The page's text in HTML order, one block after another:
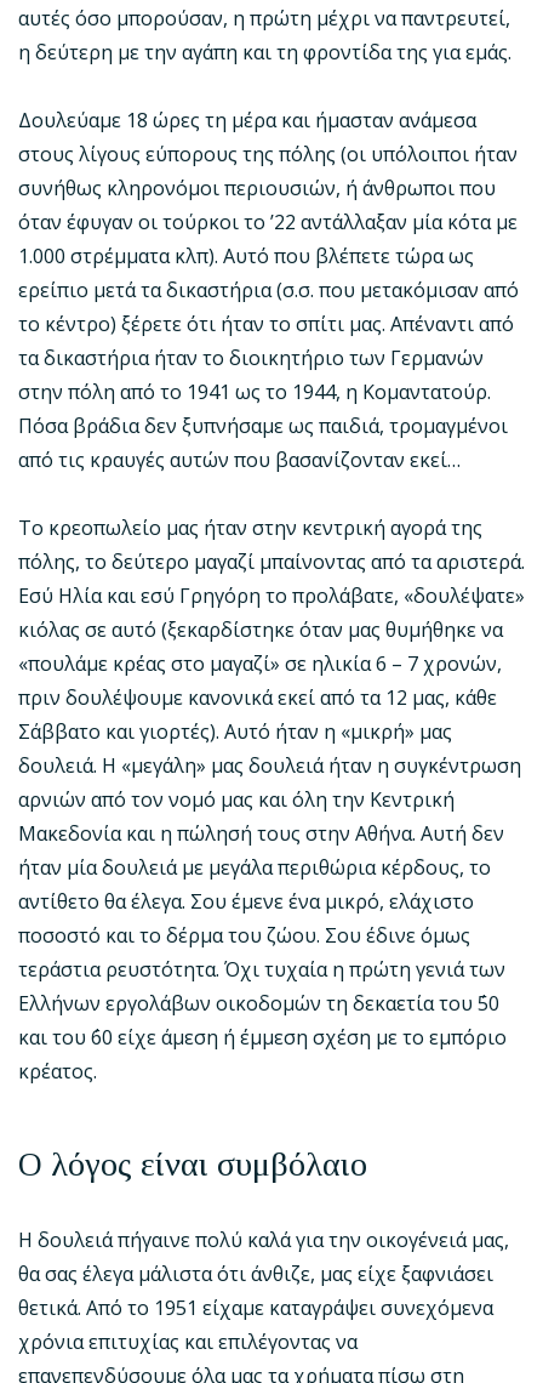
αυτές όσο μπορούσαν, η πρώτη μέχρι να παντρευτεί,
η δεύτερη με την αγάπη και τη φροντίδα της για εμάς.
Δουλεύαμε 18 ώρες τη μέρα και ήμασταν ανάμεσα
στους λίγους εύπορους της πόλης (οι υπόλοιποι ήταν
συνήθως κληρονόμοι περιουσιών, ή άνθρωποι που
όταν έφυγαν οι τούρκοι το ’22 αντάλλαξαν μία κότα με
1.000 στρέμματα κλπ). Αυτό που βλέπετε τώρα ως
ερείπιο μετά τα δικαστήρια (σ.σ. που μετακόμισαν από
το κέντρο) ξέρετε ότι ήταν το σπίτι μας. Απέναντι από
τα δικαστήρια ήταν το διοικητήριο των Γερμανών
στην πόλη από το 1941 ως το 1944, η Κομαντατούρ.
Πόσα βράδια δεν ξυπνήσαμε ως παιδιά, τρομαγμένοι
από τις κραυγές αυτών που βασανίζονταν εκεί…
Το κρεοπωλείο μας ήταν στην κεντρική αγορά της
πόλης, το δεύτερο μαγαζί μπαίνοντας από τα αριστερά.
Εσύ Ηλία και εσύ Γρηγόρη το προλάβατε, «δουλέψατε»
κιόλας σε αυτό (ξεκαρδίστηκε όταν μας θυμήθηκε να
«πουλάμε κρέας στο μαγαζί» σε ηλικία 6 – 7 χρονών,
πριν δουλέψουμε κανονικά εκεί από τα 12 μας, κάθε
Σάββατο και γιορτές). Αυτό ήταν η «μικρή» μας
δουλειά. Η «μεγάλη» μας δουλειά ήταν η συγκέντρωση
αρνιών από τον νομό μας και όλη την Κεντρική
Μακεδονία και η πώλησή τους στην Αθήνα. Αυτή δεν
ήταν μία δουλειά με μεγάλα περιθώρια κέρδους, το
αντίθετο θα έλεγα. Σου έμενε ένα μικρό, ελάχιστο
ποσοστό και το δέρμα του ζώου. Σου έδινε όμως
τεράστια ρευστότητα. Όχι τυχαία η πρώτη γενιά των
Ελλήνων εργολάβων οικοδομών τη δεκαετία του ΄50
και του ΄60 είχε άμεση ή έμμεση σχέση με το εμπόριο
κρέατος.
Ο λόγος είναι συμβόλαιο
Η δουλειά πήγαινε πολύ καλά για την οικογένειά μας,
θα σας έλεγα μάλιστα ότι άνθιζε, μας είχε ξαφνιάσει
θετικά. Από το 1951 είχαμε καταγράψει συνεχόμενα
χρόνια επιτυχίας και επιλέγοντας να
επανεπενδύσουμε όλα μας τα χρήματα πίσω στη